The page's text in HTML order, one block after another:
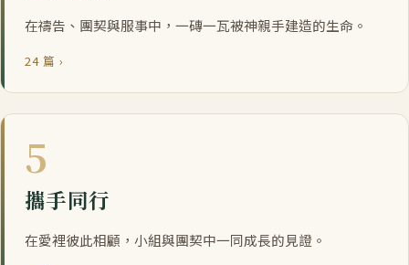
在禱告、團契與服事中，一磚一瓦被神親手建造的生命。
24 篇 ›
5
攜手同行
在愛裡彼此相顧，小組與團契中一同成長的見證。